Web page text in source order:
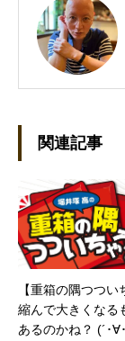
関連記事
【重箱の隅つつい
縮んで大きくなる
あるのかね？ (´･∀